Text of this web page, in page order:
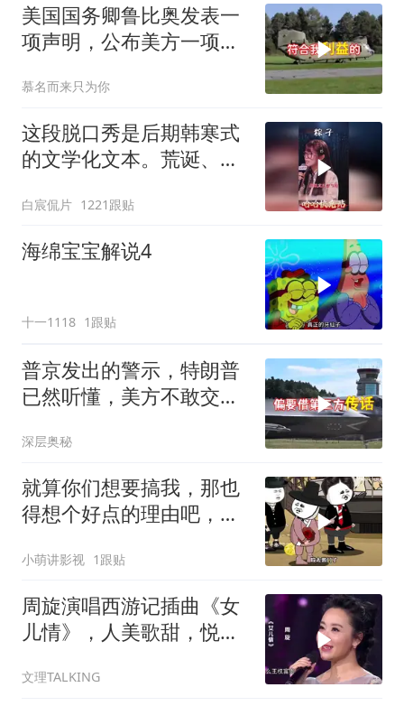
美国国务卿鲁比奥发表一
项声明，公布美方一项重
慕名而来只为你
这段脱口秀是后期韩寒式
的文学化文本。荒诞、激
白宸侃片 1221跟贴
海绵宝宝解说4
十一1118 1跟贴
普京发出的警示，特朗普
已然听懂，美方不敢交出
深层奥秘
就算你们想要搞我，那也
得想个好点的理由吧，这
小萌讲影视 1跟贴
周旋演唱西游记插曲《女
儿情》，人美歌甜，悦耳
文理TALKING